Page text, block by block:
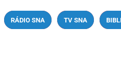
RÁDIO SNA TV SNA